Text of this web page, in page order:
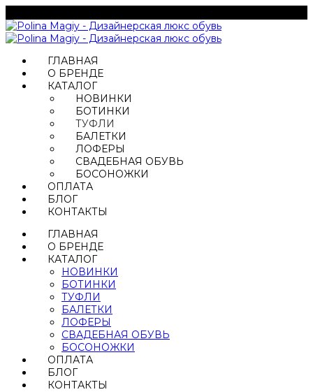
ГЛАВНАЯ
О БРЕНДЕ
КАТАЛОГ
НОВИНКИ
БОТИНКИ
ТУФЛИ
БАЛЕТКИ
ЛОФЕРЫ
СВАДЕБНАЯ ОБУВЬ
БОСОНОЖКИ
ОПЛАТА
БЛОГ
КОНТАКТЫ
ГЛАВНАЯ
О БРЕНДЕ
КАТАЛОГ
НОВИНКИ
БОТИНКИ
ТУФЛИ
БАЛЕТКИ
ЛОФЕРЫ
СВАДЕБНАЯ ОБУВЬ
БОСОНОЖКИ
ОПЛАТА
БЛОГ
КОНТАКТЫ